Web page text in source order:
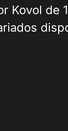
Kovol de